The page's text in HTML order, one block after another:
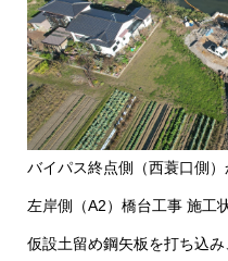
バイパス終点側（西蓑口側
左岸側（A2）橋台工事 施工
仮設土留め鋼矢板を打ち込